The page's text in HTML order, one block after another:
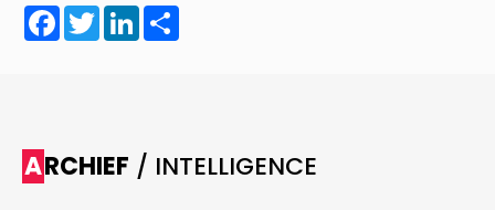
Facebook
TwitterLinkedIn
ARCHIEF / INTELLIGENCE
d.lemaire@mm.be
4 x year